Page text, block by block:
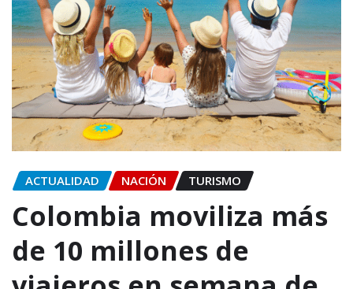
ACTUALIDAD NACIÓN TURISMO
Colombia moviliza más
de 10 millones de